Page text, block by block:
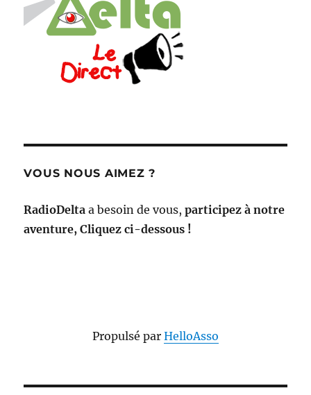
VOUS NOUS AIMEZ ?
RadioDelta a besoin de vous,participez à notre
aventure, Cliquez ci-dessous !
Propulsé par HelloAsso